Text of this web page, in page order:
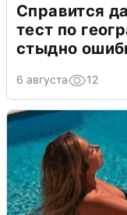
Справится
тест по
стыдно
6 августа 12